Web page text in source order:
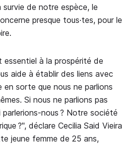
survie de notre espèce, le
presque tous·tes, pour le
essentiel à la prospérité de
aide à établir des liens avec
sorte que nous ne parlions
Si nous ne parlions pas
nous ? Notre société
?", déclare Cecilia Said Vieira
jeune femme de 25 ans,